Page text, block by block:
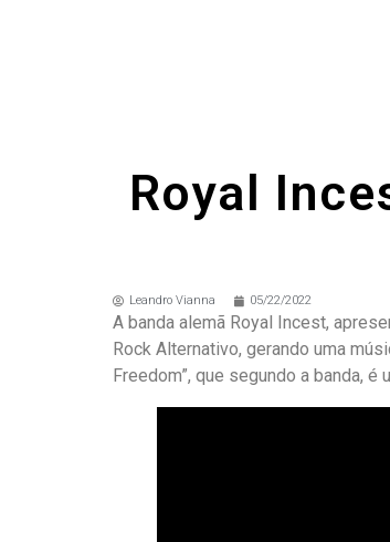
Royal
Leandro Vianna 05/22/2022
A banda alemã Royal Incest,
Rock Alternativo, gerando uma
Freedom”, que segundo a banda,